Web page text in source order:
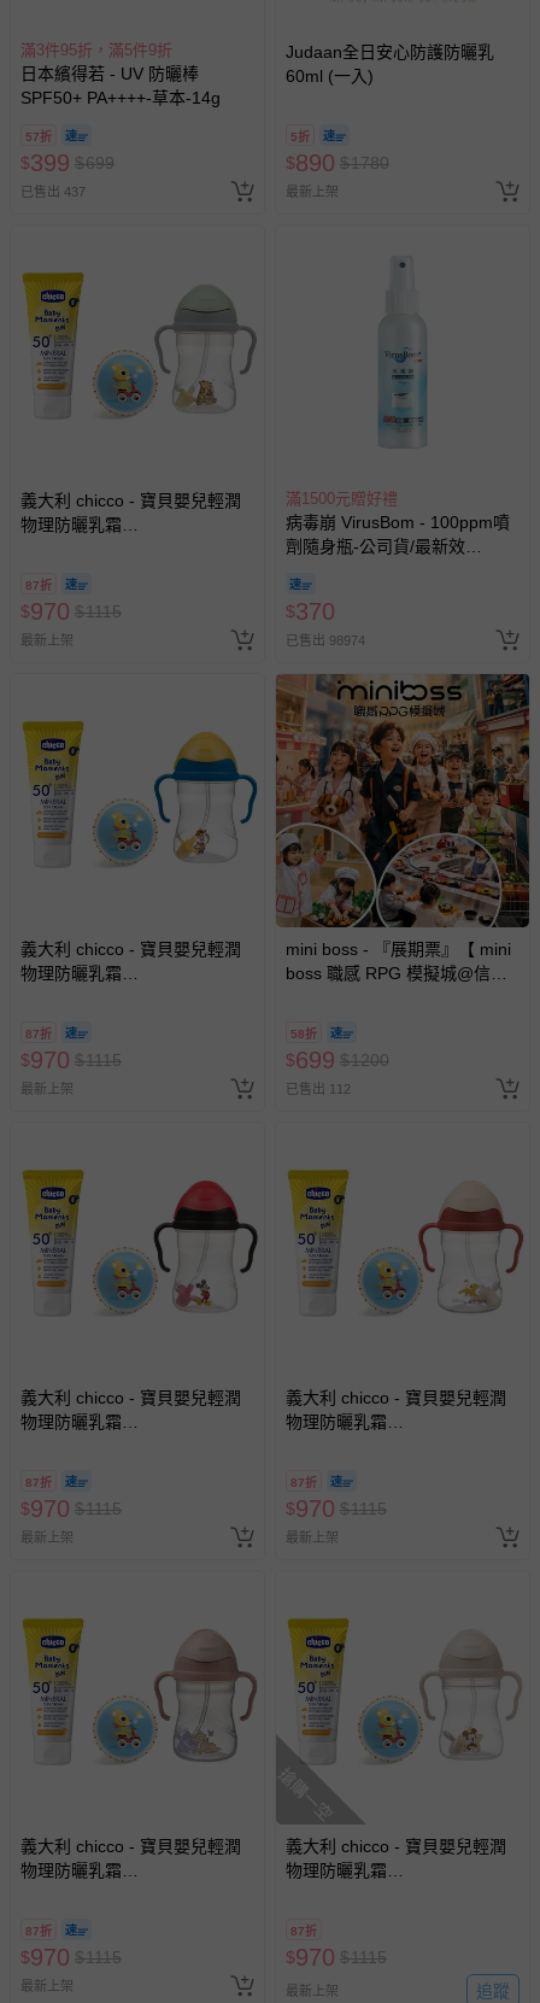
情形，您可申請更換新品或退貨，請見：退貨的辦理流程
若您對於會員帳號、商品訂購與資訊、購物流程、付款方
式、折價券與購物金的使用、退貨及商品運送方式等有疑
問，你可詳見：
媽咪愛客服中心。
預購商品：預購為海外同步代購，遇缺貨即會通知媽咪並協
助取消退款事宜。
會主動以簡訊及mail通知訂單取消事宜，並將提供適當補
償。
滿3件95折，滿5件9折
日本繽得若 - UV 防曬棒
SPF50+ PA++++-草本-14g
57折
$399 $699
已售出 437
Judaan全日安心防護防曬乳
60ml (一入)
5折
$890 $1780
最新上架
義大利 chicco - 寶貝嬰兒輕潤
物理防曬乳霜
防漏PP水杯240ml+DJECO發
展遊戲彈力球12cm隨機-維尼
87折
$970 $1115
最新上架
滿1500元贈好禮
病毒崩 VirusBom - 100ppm噴
劑隨身瓶-公司貨/最新效
$370
已售出 98974
義大利 chicco - 寶貝嬰兒輕潤
物理防曬乳霜
防漏PP水杯240ml+DJECO發
展遊戲彈力球12cm隨機-胡迪
87折
$970 $1115
最新上架
mini boss - 『展期票』【 mini
boss 職感 RPG 模擬城@信義
券，於展期現場憑訂單編號兌
換，依現場梯次安排入場，逾
期作廢) (兒童票(2歲以上)贈一
名陪伴成人)
58折
$699 $1200
已售出 112
義大利 chicco - 寶貝嬰兒輕潤
物理防曬乳霜
防漏PP水杯240ml+DJECO發
展遊戲彈力球12cm隨機-米奇
87折
$970 $1115
最新上架
義大利 chicco - 寶貝嬰兒輕潤
物理防曬乳霜
防漏PP水杯240ml+DJECO發
展遊戲彈力球12cm隨機-獅子王
87折
$970 $1115
最新上架
義大利 chicco - 寶貝嬰兒輕潤
物理防曬乳霜
防漏PP水杯240ml+DJECO發
展遊戲彈力球12cm隨機-小鹿斑
比
87折
$970 $1115
最新上架
搶購一空
義大利 chicco - 寶貝嬰兒輕潤
物理防曬乳霜
展遊戲彈力球12cm隨機-奶茶米
奇
87折
$970 $1115
最新上架 追蹤